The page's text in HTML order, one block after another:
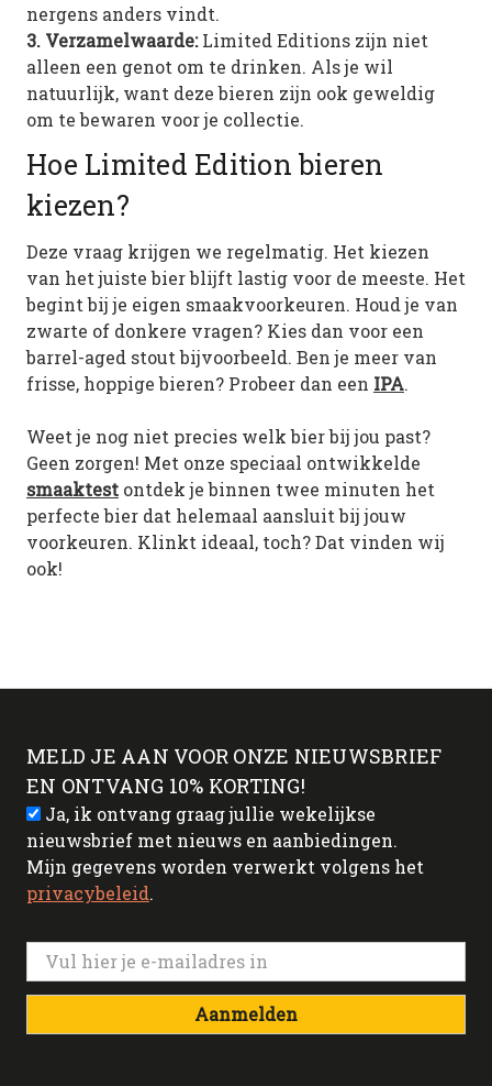
nergens anders vindt.
3. Verzamelwaarde:Limited Editions zijn niet
alleen een genot om te drinken. Als je wil
natuurlijk, want deze bieren zijn ook geweldig
om te bewaren voor je collectie.
Hoe Limited Edition bieren
kiezen?
Deze vraag krijgen we regelmatig. Het kiezen
van het juiste bier blijft lastig voor de meeste. Het
begint bij je eigen smaakvoorkeuren. Houd je van
zwarte of donkere vragen? Kies dan voor een
barrel-aged stout bijvoorbeeld. Ben je meer van
frisse, hoppige bieren? Probeer dan een IPA.
Weet je nog niet precies welk bier bij jou past?
Geen zorgen! Met onze speciaal ontwikkelde
smaaktest ontdek je binnen twee minuten het
perfecte bier dat helemaal aansluit bij jouw
voorkeuren. Klinkt ideaal, toch? Dat vinden wij
ook!
MELD JE AAN VOOR ONZE NIEUWSBRIEF
EN ONTVANG 10% KORTING!
Ja, ik ontvang graag jullie wekelijkse
nieuwsbrief met nieuws en aanbiedingen.
Mijn gegevens worden verwerkt volgens het
privacybeleid.
Aanmelden